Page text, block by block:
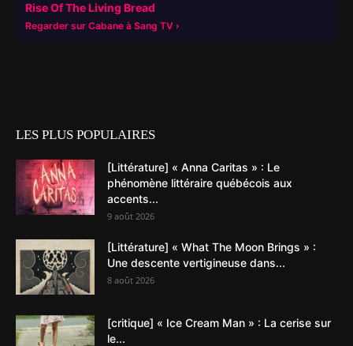
Rise Of The Living Bread
Regarder sur Cabane à Sang TV
LES PLUS POPULAIRES
[Littérature] « Anna Caritas » : Le
phénomène littéraire québécois aux
accents...
9 août 2026
[Littérature] « What The Moon Brings » :
Une descente vertigineuse dans...
8 août 2026
[critique] « Ice Cream Man » : La cerise sur
le...